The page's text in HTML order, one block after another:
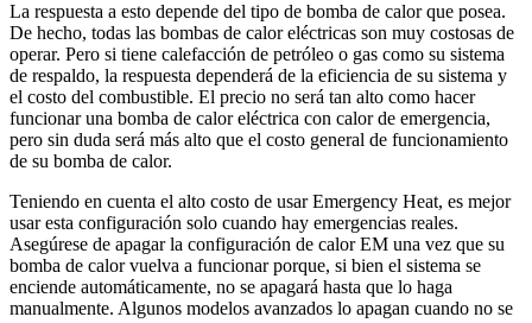
La respuesta a esto depende del tipo de bomba de calor que posea.
De hecho, todas las bombas de calor eléctricas son muy costosas de
operar. Pero si tiene calefacción de petróleo o gas como su sistema
de respaldo, la respuesta dependerá de la eficiencia de su sistema y
el costo del combustible. El precio no será tan alto como hacer
funcionar una bomba de calor eléctrica con calor de emergencia,
pero sin duda será más alto que el costo general de funcionamiento
de su bomba de calor.
Teniendo en cuenta el alto costo de usar Emergency Heat, es mejor
usar esta configuración solo cuando hay emergencias reales.
Asegúrese de apagar la configuración de calor EM una vez que su
bomba de calor vuelva a funcionar porque, si bien el sistema se
enciende automáticamente, no se apagará hasta que lo haga
manualmente. Algunos modelos avanzados lo apagan cuando no se